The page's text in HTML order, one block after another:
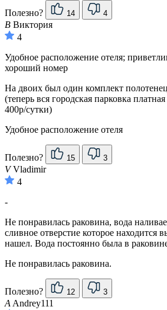
Полезно? 14 4
В Виктория
4
Удобное расположение отеля;
хороший номер
На двоих был один комплект
(теперь вся городская парковка
400р/сутки)
Удобное расположение отеля
Полезно? 15 3
VVladimir
4
-
Не понравилась раковина, вода
сливное отверстие которое находится
нашел. Вода постоянно была в
Не понравилась раковина.
Полезно? 12 3
A Andrey111